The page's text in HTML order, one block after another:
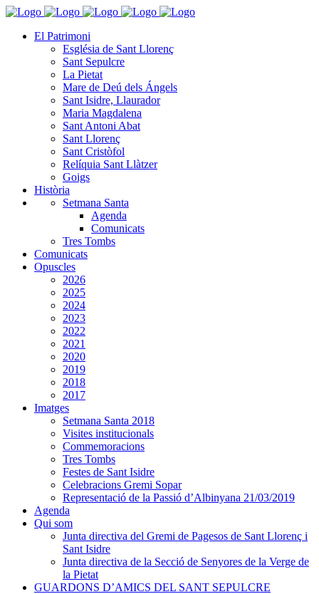
El Patrimoni
Església de Sant Llorenç
Sant Sepulcre
La Pietat
Mare de Deú dels Ángels
Sant Isidre, Llaurador
Maria Magdalena
Sant Antoni Abat
Sant Llorenç
Sant Cristòfol
Relíquia Sant Llàtzer
Goigs
Història
Setmana Santa
Agenda
Comunicats
Tres Tombs
Comunicats
Opuscles
2026
2025
2024
2023
2022
2021
2020
2019
2018
2017
Imatges
Setmana Santa 2018
Visites institucionals
Commemoracions
Tres Tombs
Festes de Sant Isidre
Celebracions Gremi Sopar
Representació de la Passió d’Albinyana 21/03/2019
Agenda
Qui som
Junta directiva del Gremi de Pagesos de Sant Llorenç i
Sant Isidre
Junta directiva de la Secció de Senyores de la Verge de
la Pietat
GUARDONS D’AMICS DEL SANT SEPULCRE